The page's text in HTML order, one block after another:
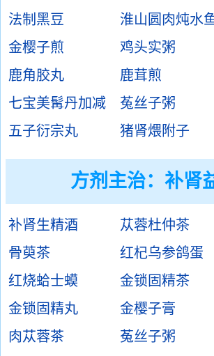
法制黑豆
淮山圆肉炖水
金樱子煎
鸡头实粥
鹿角胶丸
鹿茸煎
七宝美髯丹加减
菟丝子粥
五子衍宗丸
猪肾煨附子
方剂主治： 补肾
补肾生精酒
苁蓉杜仲茶
骨萸茶
红杞乌参鸽蛋
红烧蛤士蟆
金锁固精茶
金锁固精丸
金樱子膏
肉苁蓉茶
菟丝子粥